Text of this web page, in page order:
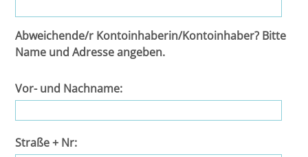
Abweichende/r Kontoinhaberin/Kontoinhaber? Bitte
Name und Adresse angeben.
Vor- und Nachname:
Straße + Nr:
Leipzig
Mannheim